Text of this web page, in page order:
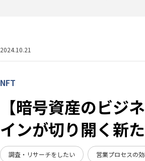
2024.10.21
NFT
【暗号資産のビ
インが切り開く新
調査・リサーチをしたい 営業プロセスの